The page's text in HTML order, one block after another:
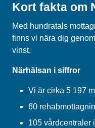
Kort fakta om
Med hundratals
finns vi nära dig
vinst.
Närhälsan i siffror
Vi är cirka 5 197
60
105 vårdcentraler